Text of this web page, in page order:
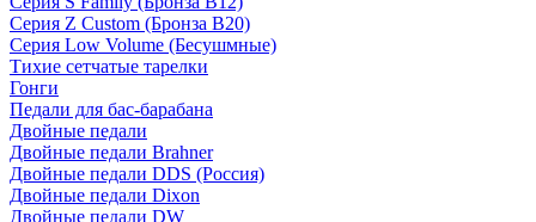
Серия Z Custom (Бронза B20)
Серия Low Volume (Бесушмные)
Тихие сетчатые тарелки
Гонги
Педали для бас-барабана
Двойные педали
Двойные педали Brahner
Двойные педали DDS (Россия)
Двойные педали Dixon
Двойные педали DW